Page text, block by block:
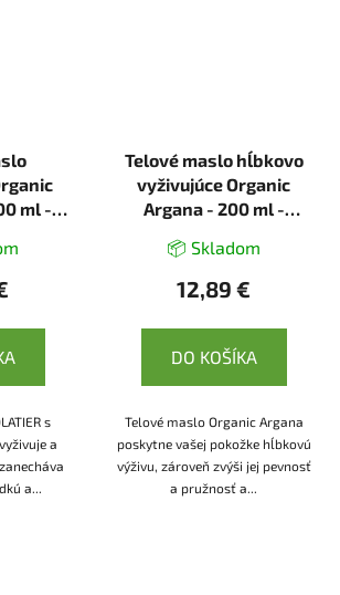
ml -
s
a
a...
Telové maslo hĺbkovo
vyživujúce Organic
Argana - 200 ml -
📦 Skladom
12,89 €
DO KOŠÍKA
Telové maslo Organic Argana
poskytne vašej pokožke hĺbkovú
výživu, zároveň zvýši jej pevnosť
a pružnosť a...